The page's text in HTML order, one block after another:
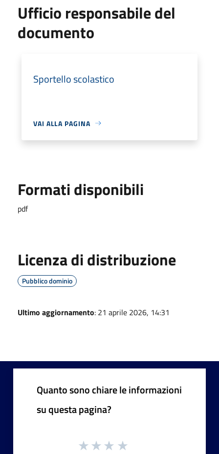
Ufficio responsabile del
documento
Sportello scolastico
VAI ALLA PAGINA
Formati disponibili
pdf
Licenza di distribuzione
Pubblico dominio
Ultimo aggiornamento: 21 aprile 2026, 14:31
Quanto sono chiare le informazioni
su questa pagina?